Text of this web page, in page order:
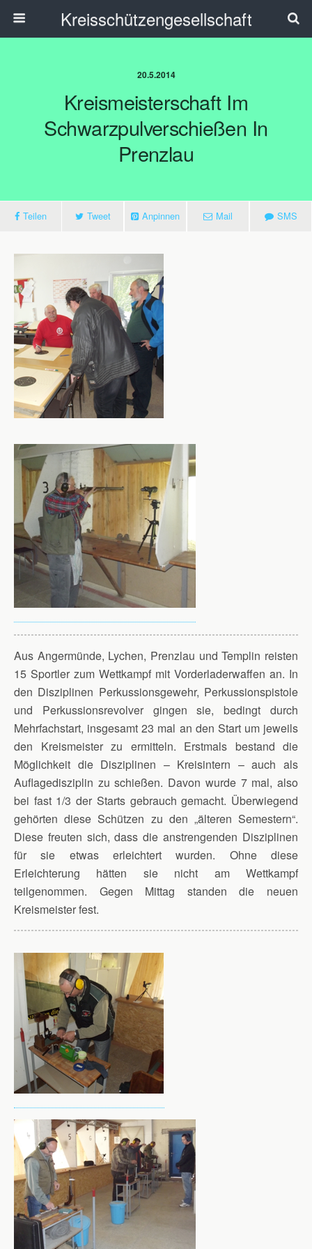
Kreisschützengesellschaft
20.5.2014
Kreismeisterschaft Im
Schwarzpulverschießen In
Prenzlau
Teilen Tweet Anpinnen Mail SMS
Aus Angermünde, Lychen, Prenzlau und Templin reisten
15 Sportler zum Wettkampf mit Vorderladerwaffen an. In
den Disziplinen Perkussionsgewehr, Perkussionspistole
und Perkussionsrevolver gingen sie, bedingt durch
Mehrfachstart, insgesamt 23 mal an den Start um jeweils
den Kreismeister zu ermitteln. Erstmals bestand die
Möglichkeit die Disziplinen – Kreisintern – auch als
Auflagedisziplin zu schießen. Davon wurde 7 mal, also
bei fast 1/3 der Starts gebrauch gemacht. Überwiegend
gehörten diese Schützen zu den „älteren Semestern“.
Diese freuten sich, dass die anstrengenden Disziplinen
für sie etwas erleichtert wurden. Ohne diese
Erleichterung hätten sie nicht am Wettkampf
teilgenommen. Gegen Mittag standen die neuen
Kreismeister fest.